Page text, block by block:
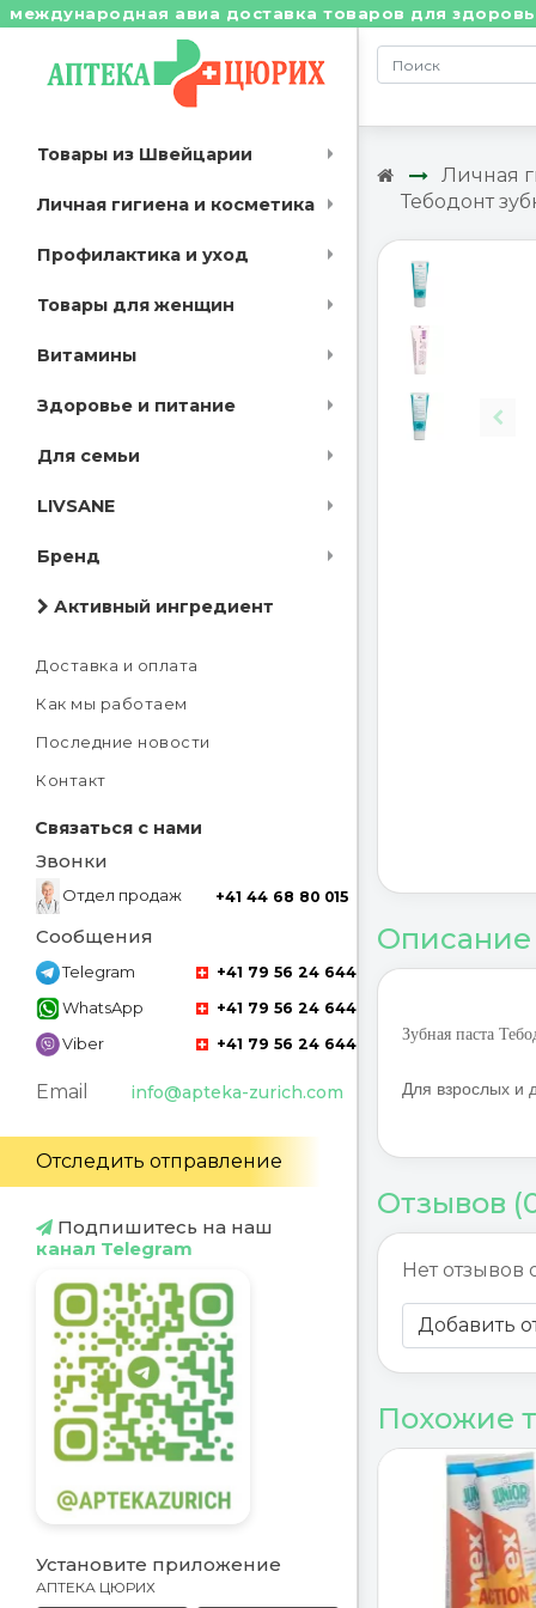
авиа доставка товаров для здоровья из
Товары из Швейцарии
Личная гигиена и косметика
Профилактика и уход
Товары для женщин
Витамины
Здоровье и питание
Для семьи
LIVSANE
Бренд
Активный ингредиент
Доставка и оплата
Как мы работаем
Последние новости
Контакт
Связаться с нами
Звонки
Отдел продаж +41 44 68 80 015
Сообщения
Telegram +41 79 56 24 644
WhatsApp +41 79 56 24 644
Viber +41 79 56 24 644
Email info@apteka-zurich.com
Отследить отправление
Подпишитесь на наш
канал Telegram
Установите приложение
АПТЕКА ЦЮРИХ
Личная
Тебодонт
Описание
Зубная паста
Для взрослых и
Отзывов
Нет отзывов
Добавить
Похожие